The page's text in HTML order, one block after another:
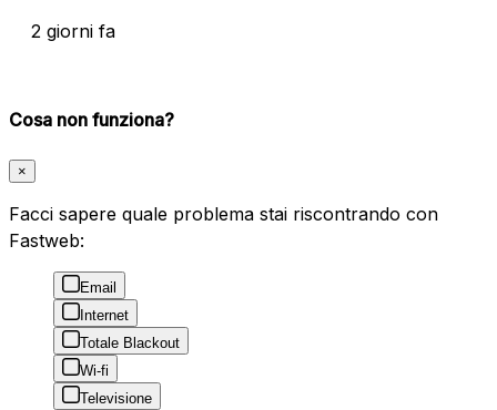
2 giorni fa
Cosa non funziona?
×
Facci sapere quale problema stai riscontrando con
Fastweb:
Email
Internet
Totale Blackout
Wi-fi
Televisione